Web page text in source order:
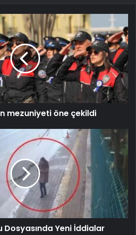
mezuniyeti öne çekildi
Dosyasında Yeni İddialar